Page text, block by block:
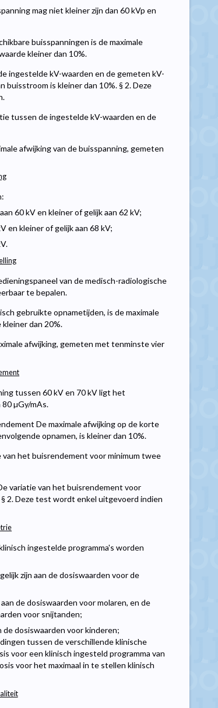
mag niet kleiner zijn dan 60 kVp en
buisspanningen is de maximale
kleiner dan 10%.
ingestelde kV-waarden en de gemeten kV-
buisstroom is kleiner dan 10%. § 2. Deze
tussen de ingestelde kV-waarden en de
afwijking van de buisspanning, gemeten
60 kV en kleiner of gelijk aan 62 kV;
en kleiner of gelijk aan 68 kV;
van de medisch-radiologische
te bepalen.
gebruikte opnametijden, is de maximale
dan 20%.
afwijking, gemeten met tenminste vier
tussen 60 kV en 70 kV ligt het
µGy/mAs.
De maximale afwijking op de korte
opnamen, is kleiner dan 10%.
het buisrendement voor minimum twee
variatie van het buisrendement voor
2. Deze test wordt enkel uitgevoerd indien
ingestelde programma's worden
zijn aan de dosiswaarden voor de
de dosiswaarden voor molaren, en de
voor snijtanden;
de dosiswaarden voor kinderen;
tussen de verschillende klinische
voor een klinisch ingesteld programma van
voor het maximaal in te stellen klinisch